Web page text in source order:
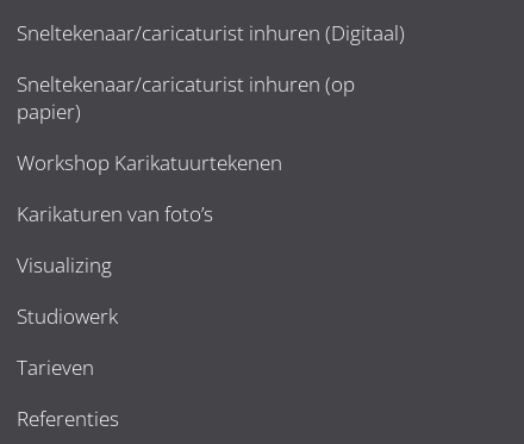
Sneltekenaar/caricaturist inhuren (Digitaal)
Sneltekenaar/caricaturist inhuren (op
papier)
Workshop Karikatuurtekenen
Karikaturen van foto’s
Visualizing
Studiowerk
Tarieven
Referenties